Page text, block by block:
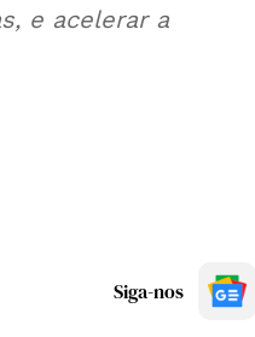
e acelerar a
Siga-nos